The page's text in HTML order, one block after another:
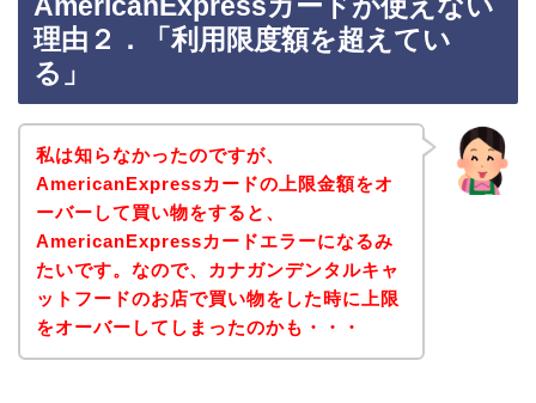
理由２．「利用限度額を超えてい
る」
私は知らなかったのですが、
AmericanExpressカードの上限金額をオ
ーバーして買い物をすると、
AmericanExpressカードエラーになるみ
たいです。なので、カナガンデンタルキャ
ットフードのお店で買い物をした時に上限
をオーバーしてしまったのかも・・・